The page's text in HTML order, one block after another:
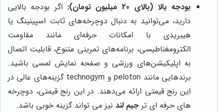
بودجه بالا (بالای 20 میلیون تومان):
اگر بودجه بالایی
دارید، می‌توانید به دنبال دوچرخه‌های ثابت اسپینینگ یا
هیبریدی با امکانات حرفه‌ای مانند مقاومت
الکترومغناطیسی، برنامه‌های تمرینی متنوع، قابلیت اتصال
به اپلیکیشن‌های ورزشی و صفحه نمایش لمسی باشید.
برندهایی مانند peloton و technogym گزینه‌های عالی در
این رنج قیمتی ارائه می‌دهند. در این رنج قیمتی، دوچرخه
های حرفه ای تر جیم لند نیز می تواند گزینه خوبی باشد.